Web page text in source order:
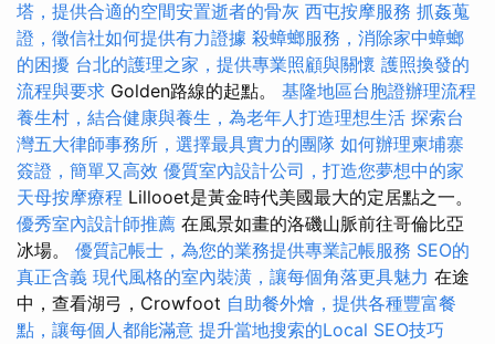
塔，提供合適的空間安置逝者的骨灰 西屯按摩服務 抓姦蒐
證，徵信社如何提供有力證據 殺蟑螂服務，消除家中蟑螂
的困擾 台北的護理之家，提供專業照顧與關懷 護照換發的
流程與要求 Golden路線的起點。 基隆地區台胞證辦理流程
養生村，結合健康與養生，為老年人打造理想生活 探索台
灣五大律師事務所，選擇最具實力的團隊 如何辦理柬埔寨
簽證，簡單又高效 優質室內設計公司，打造您夢想中的家
天母按摩療程 Lillooet是黃金時代美國最大的定居點之一。
優秀室內設計師推薦 在風景如畫的洛磯山脈前往哥倫比亞
冰場。 優質記帳士，為您的業務提供專業記帳服務 SEO的
真正含義 現代風格的室內裝潢，讓每個角落更具魅力 在途
中，查看湖弓，Crowfoot 自助餐外燴，提供各種豐富餐
點，讓每個人都能滿意 提升當地搜索的Local SEO技巧